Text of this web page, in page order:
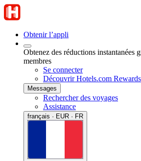
Obtenir l’appli
Obtenez des réductions instantanées
membres
Se connecter
Découvrir Hotels.com Rewards
Messages
Rechercher des voyages
Assistance
français · EUR · FR